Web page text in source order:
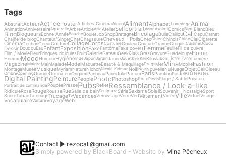
Tags
AbstraitActeurActricePosterAffiches CinémaAlcoolAlimentAlphabetLoveAngeAnimal
AnimationAnniversaireAquarelleArbreArticleAsieAtelierSelfportraitAvionAxolotlComicsBijou BlancBleu
BlogBlogueursBonne AnnéeBouche BouletJobShopBretagneBricolageBulleCaillouCaliCapuCarnet
Chaine de blogChanteur/SingerChatChaussureCheveux - PoilsChexChienChinoisChloéCielCigarette
CinémaCochonCoeurCoiffureCollageCorpsCostumeCouleurCoutureCrayonCroquisCuisineDdooo
DessinDoudouEauEnfantExpositionFakeFantômeFake coversFemmeFeuilleFil de cuivre
Film / MovieFleurFringues ridiculesFruitGalerieGateauGeekGlaceGrasGravureGuadeloupeHome
HommeMoodHumourHygièneIndeJaponJardinJauneJouetKekKikiKilosLibon ListeLivreLumière
MagazineMaigre MainMaladeModelMaquetteBeauté & MaquillageDrugsMerMinaMobileFashion
MontageMuséeMusiqueMyriamNatureNichonNicole Kidman NoëlNoirNouvelleNuNuageObjetOeilOiseau
OmbreOpeningOrangeOrdinateurOrigamiPanneauParéidolieParfumParisParutionPastelPatatePates
Digital PaintingPeinturePeoplePhotoPhotoshopPictoPiedsPlage / SablePoisson
Portrait de commande PoupéePressePubsRefletRessemblance / Look-a-like
RidiculeRoseRougeRousseRueSalle de bainSculptureSérieSexismeSoleilSouvenir - NostalgieSport
SucreTabacTatouageTrucageTvVacancesVernissageVerreVertVêtementVidéoVilleVirtuelVisage
VocabulaireVoitureVoyageWeb
Contact ► rezocali@gmail.com
Simply powered by BlackBoard - Website by Mina Pêcheux